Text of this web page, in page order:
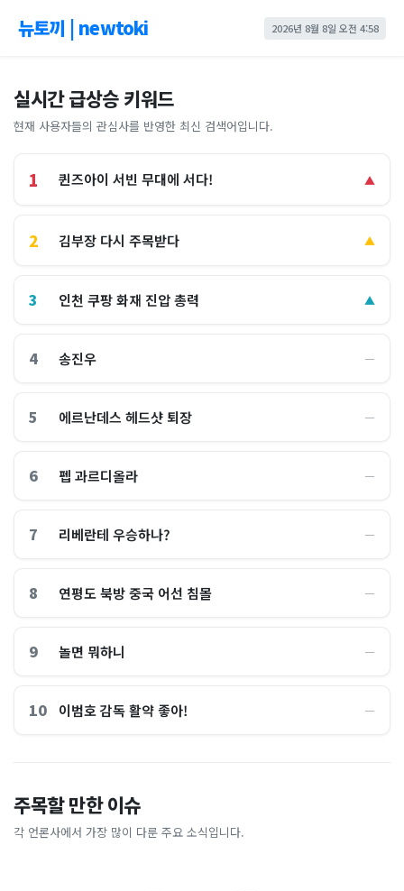
뉴토끼 | newtoki 2026년 8월 8일 오전 4:58
실시간 급상승 키워드
현재 사용자들의 관심사를 반영한 최신 검색어입니다.
1 퀸즈아이 서빈 무대에 서다! ▲
2 김부장 다시 주목받다 ▲
3 인천 쿠팡 화재 진압 총력 ▲
4 송진우 ―
5 에르난데스 헤드샷 퇴장 ―
6 펩 과르디올라 ―
7 리베란테 우승하나? ―
8 연평도 북방 중국 어선 침몰 ―
9 놀면 뭐하니 ―
10 이범호 감독 활약 좋아! ―
주목할 만한 이슈
각 언론사에서 가장 많이 다룬 주요 소식입니다.
홈플러스, 2000억원으로 '시
간'을 샀다
비즈워치
왜?매일경제
[날씨] 오늘 밤 또 내린다...내
륙 중심 최대 150mm
졌다...국산 53개 중소기업이